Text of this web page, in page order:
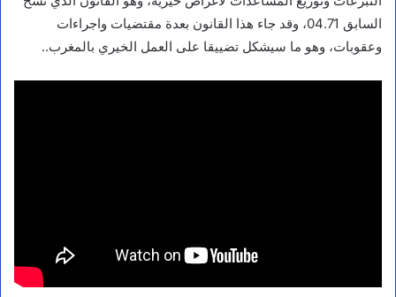
السابق 04.71، وقد جاء هذا القانون بعدة مقتضيات واجراءات
وعقوبات، وهو ما سيشكل تضييقا على العمل الخيري بالمغرب..